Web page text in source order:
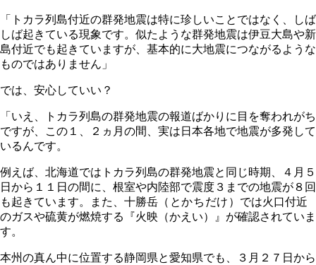
「トカラ列島付近の群発地震は特に珍しいことではなく、しば
しば起きている現象です。似たような群発地震は伊豆大島や新
島付近でも起きていますが、基本的に大地震につながるような
ものではありません」
では、安心していい？
「いえ、トカラ列島の群発地震の報道ばかりに目を奪われがち
ですが、この１、２ヵ月の間、実は日本各地で地震が多発して
いるんです。
例えば、北海道ではトカラ列島の群発地震と同じ時期、４月５
日から１１日の間に、根室や内陸部で震度３までの地震が８回
も起きています。また、十勝岳 （とかちだけ） では火口付近
のガスや硫黄が燃焼する『火映（かえい）』が確認されていま
す。
本州の真ん中に位置する静岡県と愛知県でも、３月２７日から